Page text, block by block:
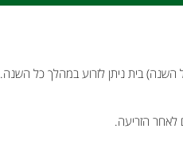
השנה) בית ניתן לזרוע במהלך כל השנה.